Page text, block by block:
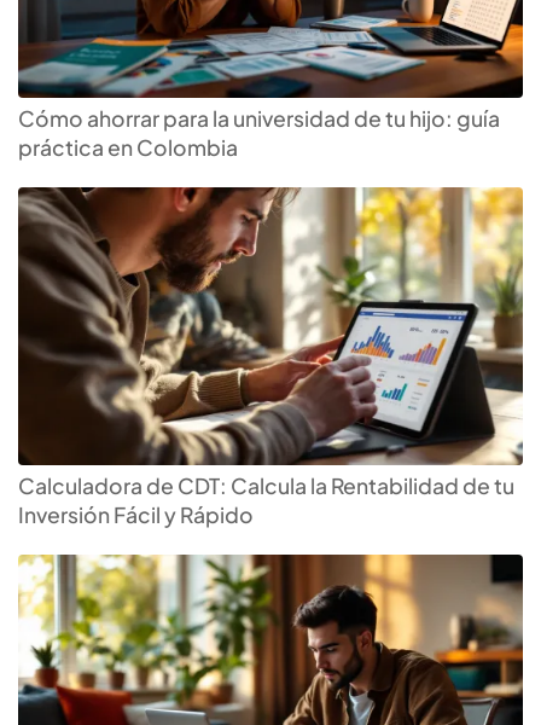
Cómo ahorrar para la universidad de tu hijo: guía
práctica en Colombia
Calculadora de CDT: Calcula la Rentabilidad de tu
Inversión Fácil y Rápido